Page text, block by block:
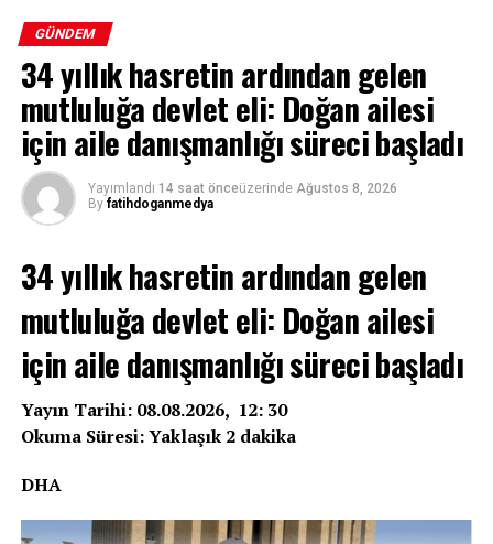
GÜNDEM
34 yıllık hasretin ardından gelen
mutluluğa devlet eli: Doğan ailesi
için aile danışmanlığı süreci başladı
Yayımlandı 14 saat önceüzerinde Ağustos 8, 2026
By fatihdoganmedya
34 yıllık hasretin ardından gelen
mutluluğa devlet eli: Doğan ailesi
için aile danışmanlığı süreci başladı
Yayın Tarihi: 08.08.2026, 12: 30
Okuma Süresi: Yaklaşık 2 dakika
DHA